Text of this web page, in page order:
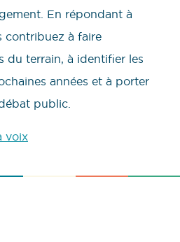
En répondant à
contribuez à faire
du terrain, à identifier les
années et à porter
public.
voix